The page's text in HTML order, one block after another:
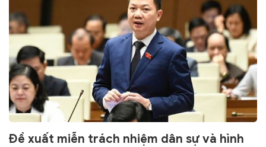
Đề xuất miễn trách nhiệm dân sự và hình